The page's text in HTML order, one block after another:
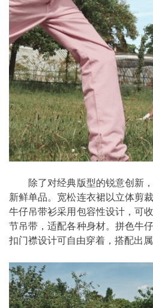
除了对经典版型的锐意创新，
新鲜单品。宽松连衣裙以立体剪
牛仔吊带衫采用包容性设计，可
节吊带，适配各种身材。拼色牛
扣门襟设计可自由穿着，搭配出